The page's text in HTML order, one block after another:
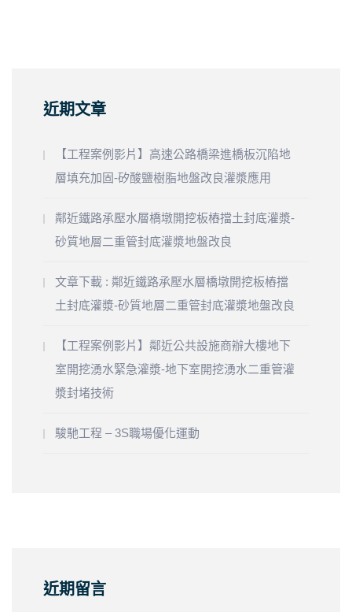
近期文章
【工程案例影片】高速公路橋梁進橋板沉陷地
層填充加固-矽酸鹽樹脂地盤改良灌漿應用
鄰近鐵路承壓水層橋墩開挖板樁擋土封底灌漿-
砂質地層二重管封底灌漿地盤改良
文章下載 : 鄰近鐵路承壓水層橋墩開挖板樁擋
土封底灌漿-砂質地層二重管封底灌漿地盤改良
【工程案例影片】鄰近公共設施商辦大樓地下
室開挖湧水緊急灌漿-地下室開挖湧水二重管灌
漿封堵技術
駿馳工程 – 3S職場優化運動
近期留言